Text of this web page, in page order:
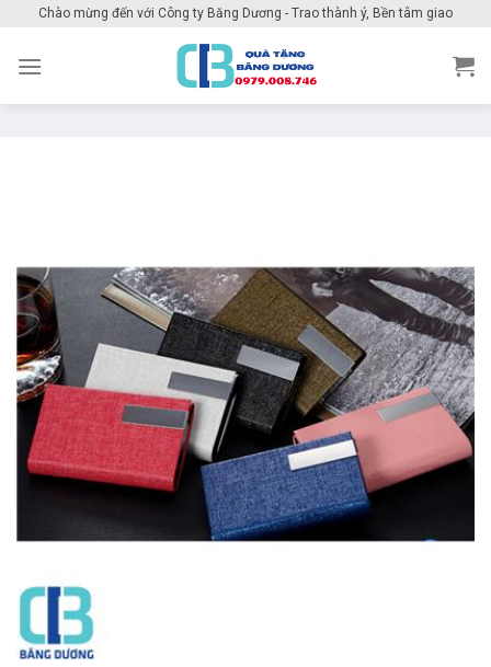
content
Chào mừng đến với Công ty Băng Dương - Trao thành ý, Bền tâm giao